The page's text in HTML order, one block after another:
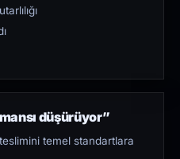
düşürüyor”
temel standartlara